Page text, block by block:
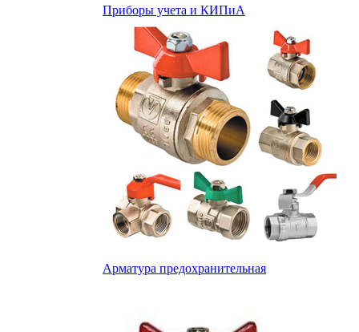
Приборы учета и КИПиА
Арматура предохранительная